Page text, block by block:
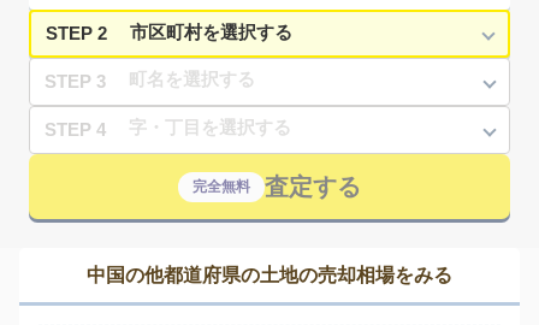
STEP 2
STEP 3
STEP 4
完全無料 査定する
中国の他都道府県の土地の売却相場をみる